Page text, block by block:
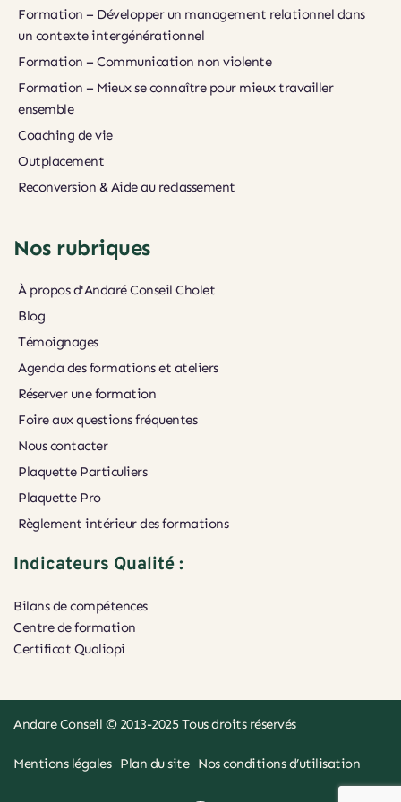
Formation – Développer un management relationnel dans
un contexte intergénérationnel
Formation – Communication non violente
Formation – Mieux se connaître pour mieux travailler
ensemble
Coaching de vie
Outplacement
Reconversion & Aide au reclassement
Nos rubriques
À propos d'Andaré Conseil Cholet
Blog
Témoignages
Agenda des formations et ateliers
Réserver une formation
Foire aux questions fréquentes
Nous contacter
Plaquette Particuliers
Plaquette Pro
Règlement intérieur des formations
Indicateurs Qualité :
Bilans de compétences
Centre de formation
Certificat Qualiopi
Andare Conseil © 2013-2025 Tous droits réservés
Mentions légales Plan du site Nos conditions d’utilisation